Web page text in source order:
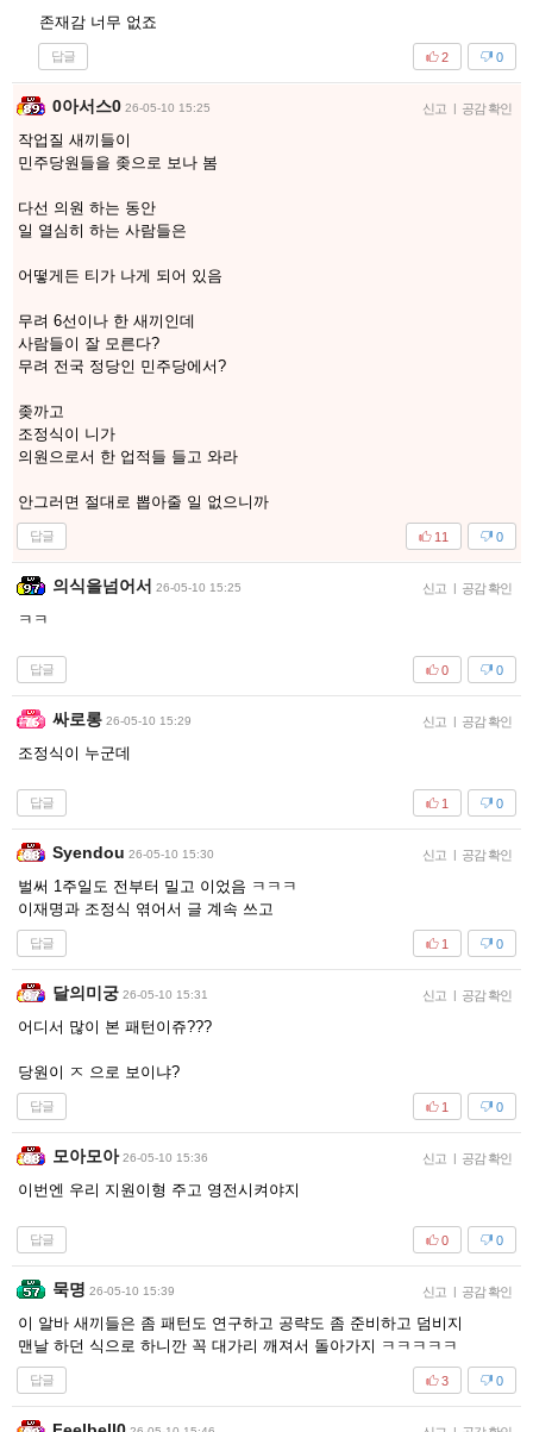
존재감 너무 없죠
답글 0
2
0아서스0 26-05-10 15:25 신고 | 공감 확인
작업질 새끼들이
민주당원들을 좆으로 보나 봄
다선 의원 하는 동안
일 열심히 하는 사람들은
어떻게든 티가 나게 되어 있음
무려 6선이나 한 새끼인데
사람들이 잘 모른다?
무려 전국 정당인 민주당에서?
좆까고
조정식이 니가
의원으로서 한 업적들 들고 와라
안그러면 절대로 뽑아줄 일 없으니까
답글 0
11
의식을넘어서 26-05-10 15:25 신고 | 공감 확인
ㅋㅋ
답글 0
0
싸로롱 26-05-10 15:29 신고 | 공감 확인
조정식이 누군데
답글 0
1
Syendou 26-05-10 15:30 신고 | 공감 확인
벌써 1주일도 전부터 밀고 이었음 ㅋㅋㅋ
이재명과 조정식 엮어서 글 계속 쓰고
답글 0
1
달의미궁 26-05-10 15:31 신고 | 공감 확인
어디서 많이 본 패턴이쥬???
당원이 ㅈ 으로 보이냐?
답글 0
1
모아모아 26-05-10 15:36 신고 | 공감 확인
이번엔 우리 지원이형 주고 영전시켜야지
답글 0
0
묵명 26-05-10 15:39 신고 | 공감 확인
이 알바 새끼들은 좀 패턴도 연구하고 공략도 좀 준비하고 덤비지
맨날 하던 식으로 하니깐 꼭 대가리 깨져서 돌아가지 ㅋㅋㅋㅋㅋ
답글 0
3